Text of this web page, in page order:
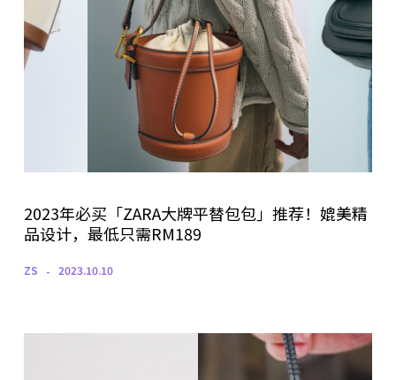
2023年必买「ZARA大牌平替包包」推荐！媲美精
品设计，最低只需RM189
ZS 2023.10.10